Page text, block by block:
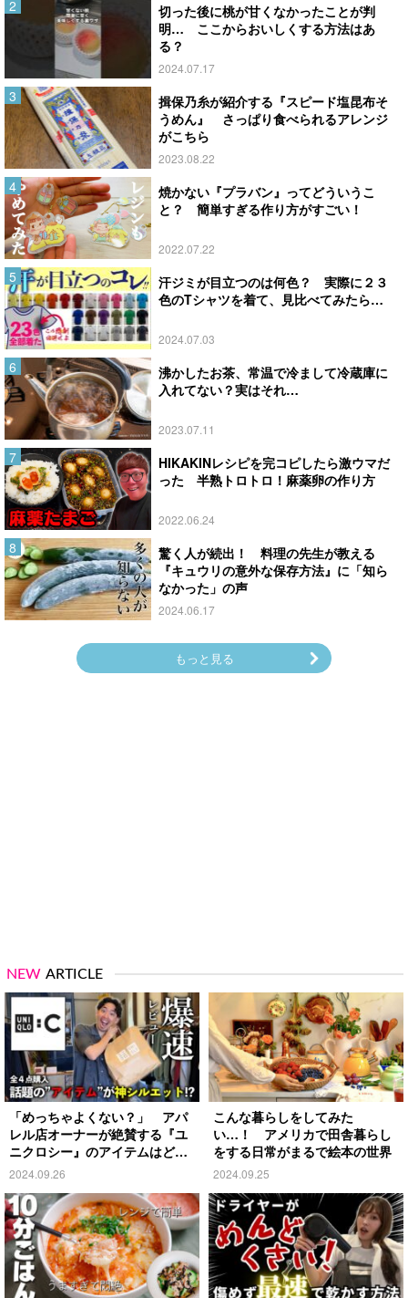
切った後に桃が甘くなかったことが判
明… ここからおいしくする方法はあ
る？
2024.07.17
揖保乃糸が紹介する『スピード塩昆布そ
うめん』 さっぱり食べられるアレンジ
がこちら
2023.08.22
焼かない『プラバン』ってどういうこ
と？ 簡単すぎる作り方がすごい！
2022.07.22
汗ジミが目立つのは何色？ 実際に２３
色のTシャツを着て、見比べてみたら…
2024.07.03
沸かしたお茶、常温で冷まして冷蔵庫に
入れてない？実はそれ…
2023.07.11
HIKAKINレシピを完コピしたら激ウマだ
った 半熟トロトロ！麻薬卵の作り方
2022.06.24
驚く人が続出！ 料理の先生が教える
『キュウリの意外な保存方法』に「知ら
なかった」の声
2024.06.17
もっと見る
NEW ARTICLE
「めっちゃよくない？」 アパ
レル店オーナーが絶賛する『ユ
ニクロシー』のアイテムはど
れ？
2024.09.26
こんな暮らしをしてみた
い…！ アメリカで田舎暮らし
をする日常がまるで絵本の世界
2024.09.25